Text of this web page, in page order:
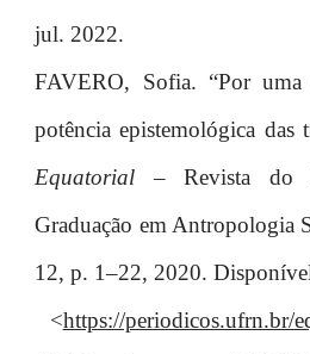
jul. 2022.
FAVERO, Sofia. “Por uma
potência epistemológica das
Equatorial– Revista do
Graduação em Antropologia
12, p. 1–22, 2020.
<https://periodicos.ufrn.br/